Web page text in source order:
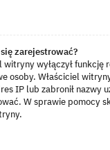
zarejestrować?
witryny wyłączył funkcję
osoby. Właściciel
IP lub zabronił nazwy
W sprawie pomocy